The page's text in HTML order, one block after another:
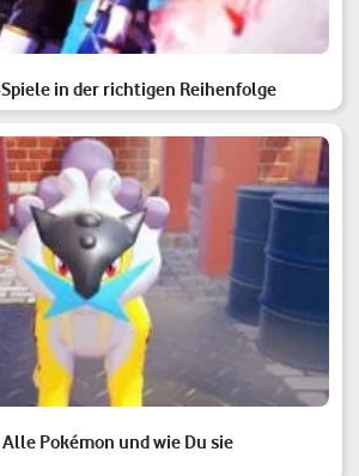
in der richtigen Reihenfolge
Pokémon und wie Du sie